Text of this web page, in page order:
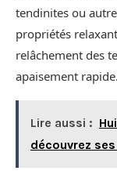
tendinites ou
propriétés
relâchement des
apaisement rapide.
Lire aussi :
découvrez